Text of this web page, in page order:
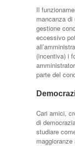
Il
mancanza
gestione
eccessivo
(incentiva) i
parte del
Cari amici,
di
studiare